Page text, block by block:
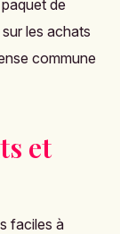
de
les achats
commune
et
faciles à